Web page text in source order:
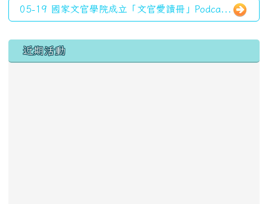
05-19 國家文官學院成立「文官愛讀冊」Podca...
左邊區域內容
近期活動